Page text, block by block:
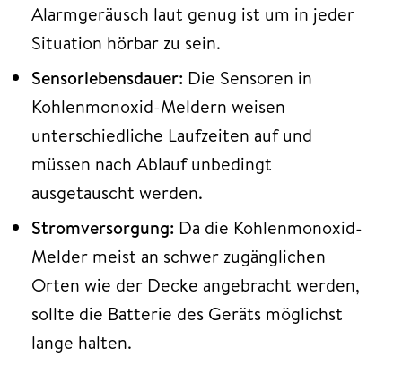
Alarmgeräusch laut genug ist um in jeder
Situation hörbar zu sein.
Sensorlebensdauer: Die Sensoren in
Kohlenmonoxid-Meldern weisen
unterschiedliche Laufzeiten auf und
müssen nach Ablauf unbedingt
ausgetauscht werden.
Stromversorgung: Da die Kohlenmonoxid-
Melder meist an schwer zugänglichen
Orten wie der Decke angebracht werden,
sollte die Batterie des Geräts möglichst
lange halten.